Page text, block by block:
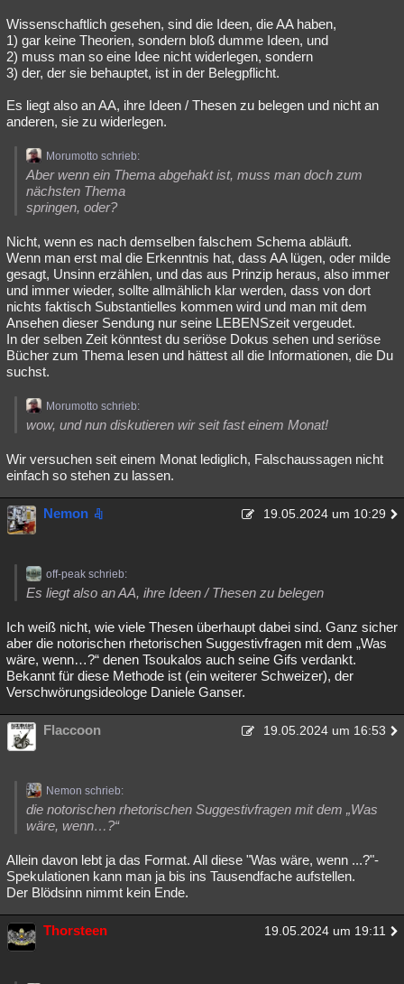
Wissenschaftlich gesehen, sind die Ideen, die AA haben,
1) gar keine Theorien, sondern bloß dumme Ideen, und
2) muss man so eine Idee nicht widerlegen, sondern
3) der, der sie behauptet, ist in der Belegpflicht.
Es liegt also an AA, ihre Ideen / Thesen zu belegen und nicht an
anderen, sie zu widerlegen.
Morumotto schrieb:
Aber wenn ein Thema abgehakt ist, muss man doch zum
nächsten Thema
springen, oder?
Nicht, wenn es nach demselben falschem Schema abläuft.
Wenn man erst mal die Erkenntnis hat, dass AA lügen, oder milde
gesagt, Unsinn erzählen, und das aus Prinzip heraus, also immer
und immer wieder, sollte allmählich klar werden, dass von dort
nichts faktisch Substantielles kommen wird und man mit dem
Ansehen dieser Sendung nur seine LEBENSzeit vergeudet.
In der selben Zeit könntest du seriöse Dokus sehen und seriöse
Bücher zum Thema lesen und hättest all die Informationen, die Du
suchst.
Morumotto schrieb:
wow, und nun diskutieren wir seit fast einem Monat!
Wir versuchen seit einem Monat lediglich, Falschaussagen nicht
einfach so stehen zu lassen.
Nemon 19.05.2024 um 10:29
off-peak schrieb:
Es liegt also an AA, ihre Ideen / Thesen zu belegen
Ich weiß nicht, wie viele Thesen überhaupt dabei sind. Ganz sicher
aber die notorischen rhetorischen Suggestivfragen mit dem „Was
wäre, wenn…?“ denen Tsoukalos auch seine Gifs verdankt.
Bekannt für diese Methode ist (ein weiterer Schweizer), der
Verschwörungsideologe Daniele Ganser.
Flaccoon 19.05.2024 um 16:53
Nemon schrieb:
die notorischen rhetorischen Suggestivfragen mit dem „Was
wäre, wenn…?“
Allein davon lebt ja das Format. All diese "Was wäre, wenn ...?"-
Spekulationen kann man ja bis ins Tausendfache aufstellen.
Der Blödsinn nimmt kein Ende.
Thorsteen 19.05.2024 um 19:11